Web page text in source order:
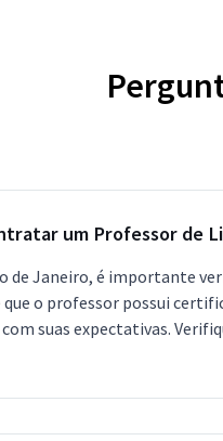
um Professor de
Janeiro, é importante
o professor possui
suas expectativas.